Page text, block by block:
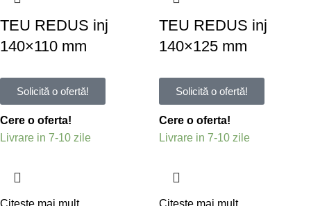
TEU REDUS inj
140×110 mm
Solicită o ofertă!
Cere o oferta!
Livrare in 7-10 zile
Citește mai mult
TEU REDUS inj
140×125 mm
Solicită o ofertă!
Cere o oferta!
Livrare in 7-10 zile
Citește mai mult